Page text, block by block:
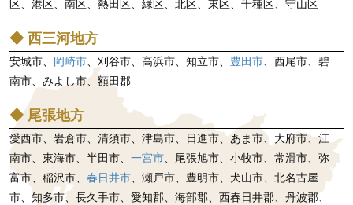
区、港区、南区、熱田区、緑区、北区、東区、千種区、守山区
◆ 西三河地方
安城市、 岡崎市 、刈谷市、高浜市、知立市、 豊田市 、西尾市、碧
南市、みよし市、額田郡
◆ 尾張地方
愛西市、岩倉市、清須市、津島市、日進市、あま市、大府市、江
南市、東海市、半田市、 一宮市 、尾張旭市、小牧市、常滑市、弥
富市、稲沢市、 春日井市 、瀬戸市、豊明市、犬山市、北名古屋
市、知多市、長久手市、愛知郡、海部郡、西春日井郡、丹波郡、